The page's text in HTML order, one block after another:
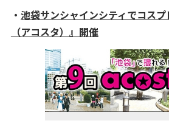
・ 池袋サンシャインシティでコス
（アコスタ）』開催